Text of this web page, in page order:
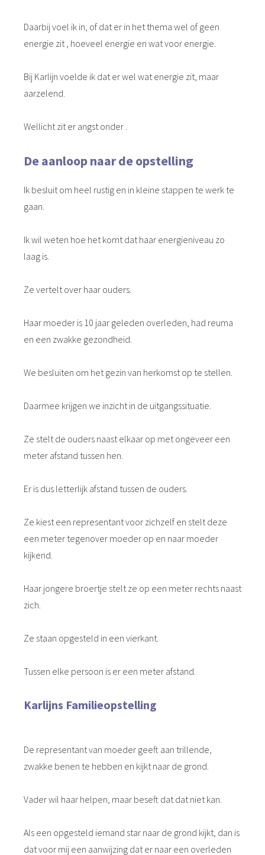
Daarbij voel ik in, of dat er in het thema wel of geen
energie zit , hoeveel energie en wat voor energie.
Bij Karlijn voelde ik dat er wel wat energie zit, maar
aarzelend.
Wellicht zit er angst onder .
De aanloop naar de opstelling
Ik besluit om heel rustig en in kleine stappen te werk te
gaan.
Ik wil weten hoe het komt dat haar energieniveau zo
laag is.
Ze vertelt over haar ouders.
Haar moeder is 10 jaar geleden overleden, had reuma
en een zwakke gezondheid.
We besluiten om het gezin van herkomst op te stellen.
Daarmee krijgen we inzicht in de uitgangssituatie.
Ze stelt de ouders naast elkaar op met ongeveer een
meter afstand tussen hen.
Er is dus letterlijk afstand tussen de ouders.
Ze kiest een representant voor zichzelf en stelt deze
een meter tegenover moeder op en naar moeder
kijkend.
Haar jongere broertje stelt ze op een meter rechts naast
zich.
Ze staan opgesteld in een vierkant.
Tussen elke persoon is er een meter afstand.
Karlijns Familieopstelling
De representant van moeder geeft aan trillende,
zwakke benen te hebben en kijkt naar de grond.
Vader wil haar helpen, maar beseft dat dat niet kan.
Als een opgesteld iemand star naar de grond kijkt, dan is
dat voor mij een aanwijzing dat er naar een overleden